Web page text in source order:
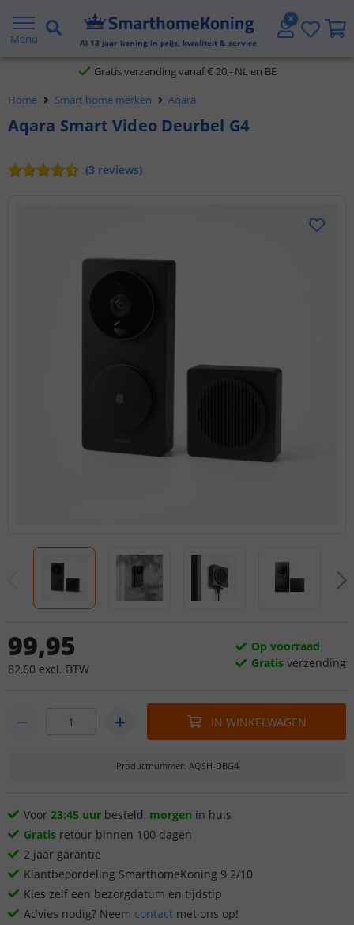
Menu Al 13 jaar koning in prijs, kwaliteit & service
2 jaar garantie
Gratis verzending vanaf € 20,- NL en BE
Klantbeoordeling 9.1
Home Smart home merken Aqara
Aqara Smart Video Deurbel G4
(3 reviews)
99,95
82,60 excl. BTW
Op voorraad
Gratis verzending
IN WINKELWAGEN
Productnummer: AQSH-DBG4
Voor 23:45 uur besteld, morgen in huis
Gratis retour binnen 100 dagen
2 jaar garantie
Klantbeoordeling SmarthomeKoning 9.2/10
Kies zelf een bezorgdatum en tijdstip
Advies nodig? Neem contact met ons op!